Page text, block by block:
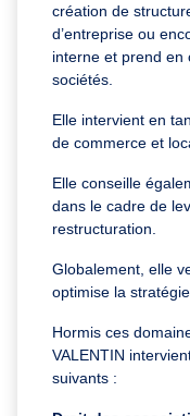
création de
d’entreprise ou
interne et prend en
sociétés.
Elle intervient en
de commerce et
Elle conseille
dans le cadre de
restructuration.
Globalement, elle
optimise la
Hormis ces
VALENTIN
suivants :